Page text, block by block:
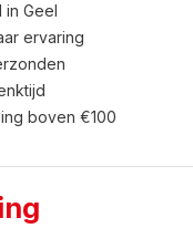
in Geel
ervaring
boven €100